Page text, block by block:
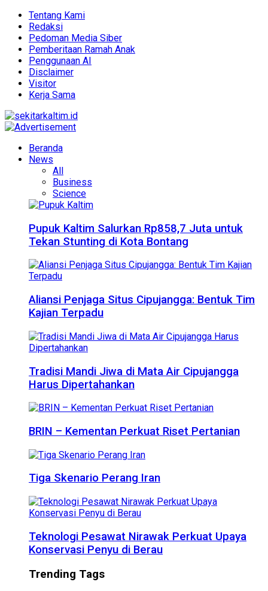
Tentang Kami
Redaksi
Pedoman Media Siber
Pemberitaan Ramah Anak
Penggunaan AI
Disclaimer
Visitor
Kerja Sama
Beranda
News
All
Business
Science
Pupuk Kaltim Salurkan Rp858,7 Juta untuk
Tekan Stunting di Kota Bontang
Aliansi Penjaga Situs Cipujangga: Bentuk Tim
Kajian Terpadu
Tradisi Mandi Jiwa di Mata Air Cipujangga
Harus Dipertahankan
BRIN – Kementan Perkuat Riset Pertanian
Tiga Skenario Perang Iran
Teknologi Pesawat Nirawak Perkuat Upaya
Konservasi Penyu di Berau
Trending Tags